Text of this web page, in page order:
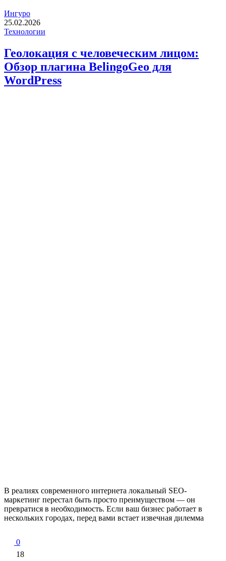
Ингуро
25.02.2026
Технологии
Геолокация с человеческим лицом:
Обзор плагина BelingoGeo для
WordPress
В реалиях современного интернета локальный SEO-
маркетинг перестал быть просто преимуществом — он
превратися в необходимость. Если ваш бизнес работает в
нескольких городах, перед вами встает извечная дилемма
0
18